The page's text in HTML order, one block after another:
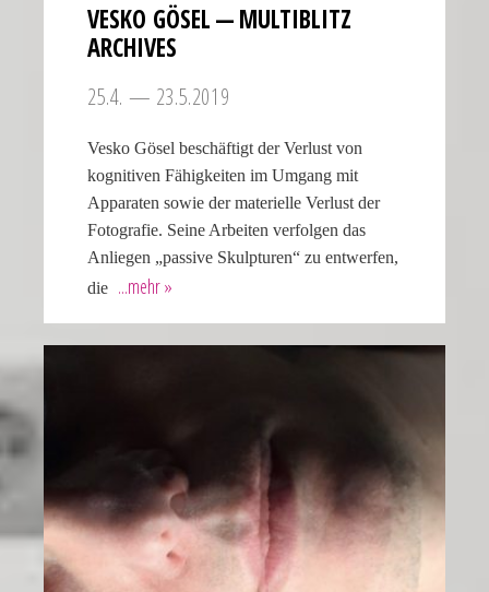
VESKO GÖSEL — MULTI­BLITZ
ARCHIVES
25.4. — 23.5.2019
Vesko Gösel beschäftigt der Verlust von
kognitiven Fähigkeiten im Umgang mit
Apparaten sowie der materielle Verlust der
Fotografie. Seine Arbeiten verfolgen das
Anliegen „passive Skulpturen“ zu entwerfen,
die